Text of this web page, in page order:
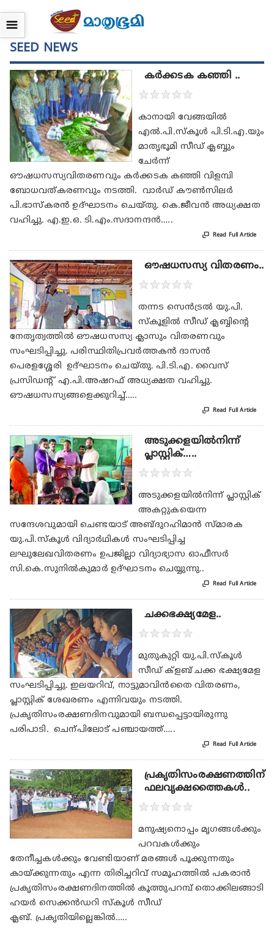
☰
SEED NEWS
കർക്കടക കഞ്ഞി ..
★★★★★
കാനായി വേങ്ങയിൽ
എൽ.പി.സ്കൂൾ പി.ടി.എ.യും
മാതൃഭൂമി സീഡ് ക്ലബ്ബും
ചേർന്ന്
ഔഷധസസ്യവിതരണവും കർക്കടക കഞ്ഞി വിളമ്പി
ബോധവത്‌കരണവും നടത്തി. വാർഡ് കൗൺസിലർ
പി.ഭാസ്കരൻ ഉദ്ഘാടനം ചെയ്തു. കെ.ജീവൻ അധ്യക്ഷത
വഹിച്ചു. എ.ഇ.ഒ. ടി.എം.സദാനന്ദൻ…..
 Read Full Article
ഔഷധസസ്യ വിതരണം..
★★★★★
തന്നട സെൻട്രൽ യു.പി.
സ്കൂളിൽ സീഡ് ക്ലബ്ബിന്റെ
നേതൃത്വത്തിൽ ഔഷധസസ്യ ക്ലാസും വിതരണവും
സംഘടിപ്പിച്ചു. പരിസ്ഥിതിപ്രവർത്തകൻ ദാസൻ
പെരളശ്ശേരി ഉദ്ഘാടനം ചെയ്തു. പി.ടി.എ. വൈസ്
പ്രസിഡന്റ് എ.പി.അഷറഫ് അധ്യക്ഷത വഹിച്ചു.
ഔഷധസസ്യങ്ങളെക്കുറിച്ച്…..
 Read Full Article
അടുക്കളയിൽനിന്ന്
പ്ലാസ്റ്റിക്…..
★★★★★
അടുക്കളയിൽനിന്ന് പ്ലാസ്റ്റിക്
അകറ്റുകയെന്ന
സന്ദേശവുമായി ചെണ്ടയാട്‌ അബ്ദുറഹിമാൻ സ്മാരക
യു.പി.സ്കൂൾ വിദ്യാർഥികൾ സംഘടിപ്പിച്ച
ലഘുലേഖവിതരണം ഉപജില്ലാ വിദ്യാഭ്യാസ ഓഫീസർ
സി.കെ.സുനിൽകുമാർ ഉദ്ഘാടനം ചെയ്യുന്നു..
 Read Full Article
ചക്കഭക്ഷ്യമേള..
★★★★★
മുതുകുറ്റി യു.പി.സ്കൂൾ
സീഡ്‌ ക്ളബ്‌ ചക്ക ഭക്ഷ്യമേള
സംഘടിപ്പിച്ചു. ഇലയറിവ്‌, നാട്ടുമാവിൻതൈ വിതരണം,
പ്ലാസ്റ്റിക്‌ ശേഖരണം എന്നിവയും നടത്തി.
പ്രകൃതിസംരക്ഷണദിനവുമായി ബന്ധപ്പെട്ടായിരുന്നു
പരിപാടി. ചെന്പിലോട്‌ പഞ്ചായത്ത്‌…..
 Read Full Article
പ്രകൃതിസംരക്ഷണത്തിന്‌
ഫലവൃക്ഷത്തൈകൾ..
★★★★★
മനുഷ്യനൊപ്പം മൃഗങ്ങൾക്കും
പറവകൾക്കും
തേനീച്ചകൾക്കും വേണ്ടിയാണ് മരങ്ങൾ പൂക്കുന്നതും
കായ്ക്കുന്നതും എന്ന തിരിച്ചറിവ് സമൂഹത്തിൽ പകരാൻ
പ്രകൃതിസംരക്ഷണദിനത്തിൽ കൂത്തുപറമ്പ് തൊക്കിലങ്ങാടി
ഹയർ സെക്കൻഡറി സ്കൂൾ സീഡ്
ക്ലബ്. പ്രകൃതിയില്ലെങ്കിൽ…..